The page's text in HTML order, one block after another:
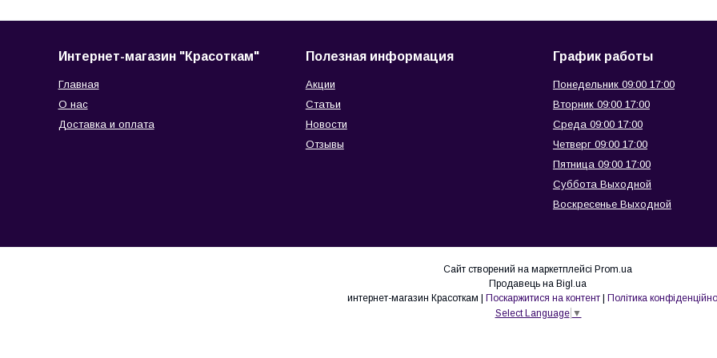
Интернет-магазин "Красоткам"
Главная
О нас
Доставка и оплата
Полезная информация
Акции
Статьи
Новости
Отзывы
График работы
Понедельник 09:00 17:00
Вторник 09:00 17:00
Среда 09:00 17:00
Четверг 09:00 17:00
Пятница 09:00 17:00
Суббота Выходной
Воскресенье Выходной
Сайт створений на маркетплейсі Prom.ua
Продавець на Bigl.ua
интернет-магазин Красоткам | Поскаржитися на контент | Політика
Select Language ▼